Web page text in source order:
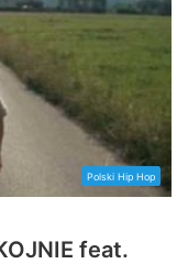
Polski Hip Hop
feat.